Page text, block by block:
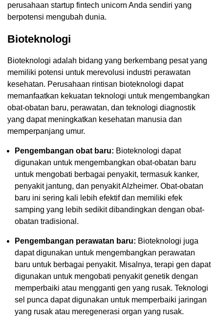
perusahaan startup fintech unicorn Anda sendiri yang
berpotensi mengubah dunia.
Bioteknologi
Bioteknologi adalah bidang yang berkembang pesat yang
memiliki potensi untuk merevolusi industri perawatan
kesehatan. Perusahaan rintisan bioteknologi dapat
memanfaatkan kekuatan teknologi untuk mengembangkan
obat-obatan baru, perawatan, dan teknologi diagnostik
yang dapat meningkatkan kesehatan manusia dan
memperpanjang umur.
Pengembangan obat baru: Bioteknologi dapat
digunakan untuk mengembangkan obat-obatan baru
untuk mengobati berbagai penyakit, termasuk kanker,
penyakit jantung, dan penyakit Alzheimer. Obat-obatan
baru ini sering kali lebih efektif dan memiliki efek
samping yang lebih sedikit dibandingkan dengan obat-
obatan tradisional.
Pengembangan perawatan baru: Bioteknologi juga
dapat digunakan untuk mengembangkan perawatan
baru untuk berbagai penyakit. Misalnya, terapi gen dapat
digunakan untuk mengobati penyakit genetik dengan
memperbaiki atau mengganti gen yang rusak. Teknologi
sel punca dapat digunakan untuk memperbaiki jaringan
yang rusak atau meregenerasi organ yang rusak.